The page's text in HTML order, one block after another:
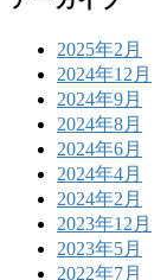
2025年2月
2024年12月
2024年9月
2024年8月
2024年6月
2024年4月
2024年2月
2023年12月
2023年5月
2022年7月